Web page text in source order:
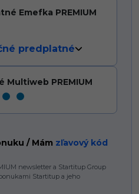
Emefka PREMIUM
predplatné
Multiweb PREMIUM
/ Mám zľavový kód
newsletter a Startitup Group
Startitup a jeho